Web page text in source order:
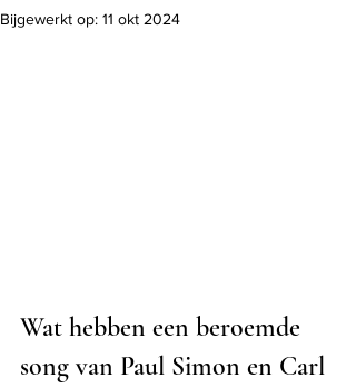
Bijgewerkt op: 11 okt 2024
Wat hebben een beroemde
song van Paul Simon en Carl